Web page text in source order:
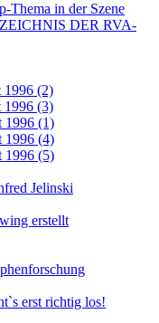
Thema in der Szene
DER RVA-
1996 (2)
1996 (3)
1996 (1)
1996 (4)
1996 (5)
Jelinski
erstellt
erst richtig los!